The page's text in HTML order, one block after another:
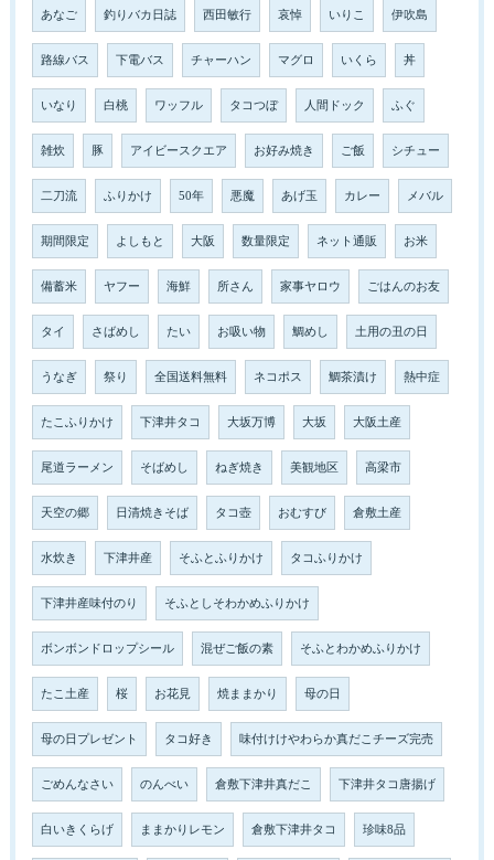
あなご 釣りバカ日誌 西田敏行 哀悼 いりこ 伊吹島
路線バス 下電バス チャーハン マグロ いくら 丼
いなり 白桃 ワッフル タコつぼ 人間ドック ふぐ
雑炊 豚 アイビースクエア お好み焼き ご飯 シチュー
二刀流 ふりかけ 50年 悪魔 あげ玉 カレー メバル
期間限定 よしもと 大阪 数量限定 ネット通販 お米
備蓄米 ヤフー 海鮮 所さん 家事ヤロウ ごはんのお友
タイ さばめし たい お吸い物 鯛めし 土用の丑の日
うなぎ 祭り 全国送料無料 ネコポス 鯛茶漬け 熱中症
たこふりかけ 下津井タコ 大坂万博 大坂 大阪土産
尾道ラーメン そばめし ねぎ焼き 美観地区 高梁市
天空の郷 日清焼きそば タコ壺 おむすび 倉敷土産
水炊き 下津井産 そふとふりかけ タコふりかけ
下津井産味付のり そふとしそわかめふりかけ
ボンボンドロップシール 混ぜご飯の素 そふとわかめふりかけ
たこ土産 桜 お花見 焼ままかり 母の日
母の日プレゼント タコ好き 味付けけやわらか真だこチーズ完売
ごめんなさい のんべい 倉敷下津井真だこ 下津井タコ唐揚げ
白いきくらげ ままかりレモン 倉敷下津井タコ 珍味8品